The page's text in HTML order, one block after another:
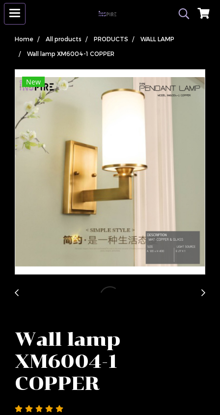
Home All products PRODUCTS WALL LAMP
Wall lamp XM6004-1 COPPER
New
Wall lamp
XM6004-1
COPPER